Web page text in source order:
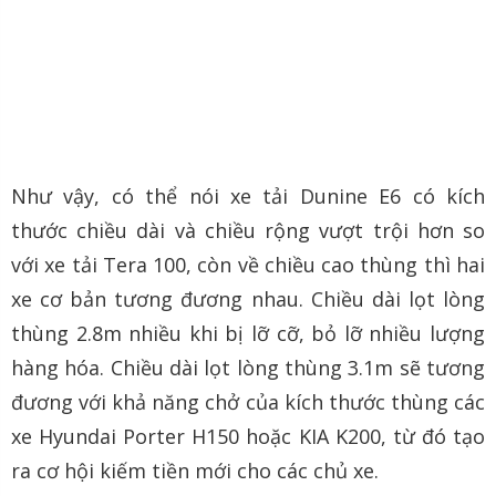
Như vậy, có thể nói xe tải Dunine E6 có kích
thước chiều dài và chiều rộng vượt trội hơn so
với xe tải Tera 100, còn về chiều cao thùng thì hai
xe cơ bản tương đương nhau. Chiều dài lọt lòng
thùng 2.8m nhiều khi bị lỡ cỡ, bỏ lỡ nhiều lượng
hàng hóa. Chiều dài lọt lòng thùng 3.1m sẽ tương
đương với khả năng chở của kích thước thùng các
xe Hyundai Porter H150 hoặc KIA K200, từ đó tạo
ra cơ hội kiếm tiền mới cho các chủ xe.